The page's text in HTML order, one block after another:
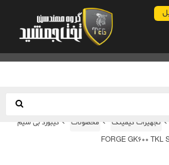
محصولات تجهیزات گیمینگ
کیبورد بی سیم